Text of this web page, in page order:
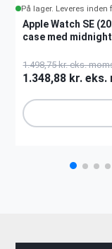
På lager. Leveres inden
Apple Watch SE
case med
1.498,75 kr. eks.
1.348,88 kr. eks.